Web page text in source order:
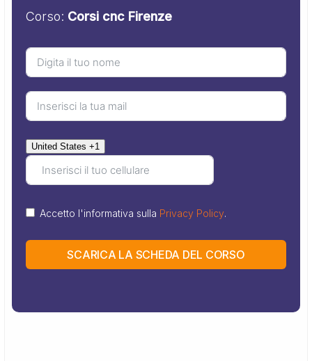
Corso: Corsi cnc Firenze
United States +1
Accetto l'informativa sulla Privacy Policy.
SCARICA LA SCHEDA DEL CORSO